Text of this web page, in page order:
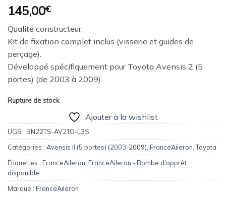
145,00€
Qualité constructeur.
Kit de fixation complet inclus (visserie et guides de
perçage).
Développé spécifiquement pour Toyota Avensis 2 (5
portes) (de 2003 à 2009).
Rupture de stock
Ajouter à la wishlist
UGS : BN22TS-AV2TO-L3S
Catégories : Avensis II (5 portes) (2003-2009) FranceAileron ,Toyota
Étiquettes : FranceAileron FranceAileron - Bombe d'apprêt
disponible
Marque : FranceAileron